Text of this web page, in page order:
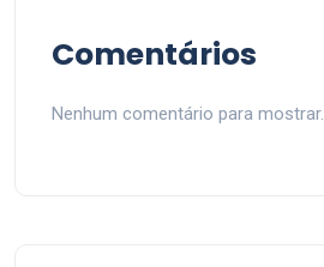
Comentários
Nenhum comentário para mostrar.